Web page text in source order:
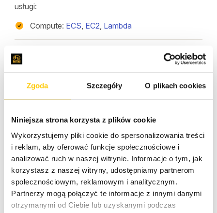
Zgoda Szczegóły O plikach cookies
Niniejsza strona korzysta z plików cookie
Wykorzystujemy pliki cookie do spersonalizowania treści
i reklam, aby oferować funkcje społecznościowe i
analizować ruch w naszej witrynie. Informacje o tym, jak
korzystasz z naszej witryny, udostępniamy partnerom
społecznościowym, reklamowym i analitycznym.
Partnerzy mogą połączyć te informacje z innymi danymi
otrzymanymi od Ciebie lub uzyskanymi podczas
usługi:
Compute: ECS EC2 Lambda
Terraform,
Database & Storage: RDS ElastiCache
Networking & Content Delivery:CloudFront
Peering, ACM
Security:Cloudflare WAF,AWS WAF,IAM,KMS
Management & Serverless: CloudWatch,SQS
EventBridge